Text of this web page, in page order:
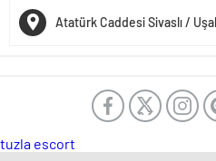
Atatürk Caddesi Sivaslı /
tuzla escort